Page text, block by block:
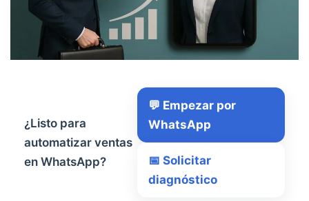
¿Listo para
automatizar ventas
en WhatsApp?
💬 Empezar por
WhatsApp
📅 Solicitar
diagnóstico